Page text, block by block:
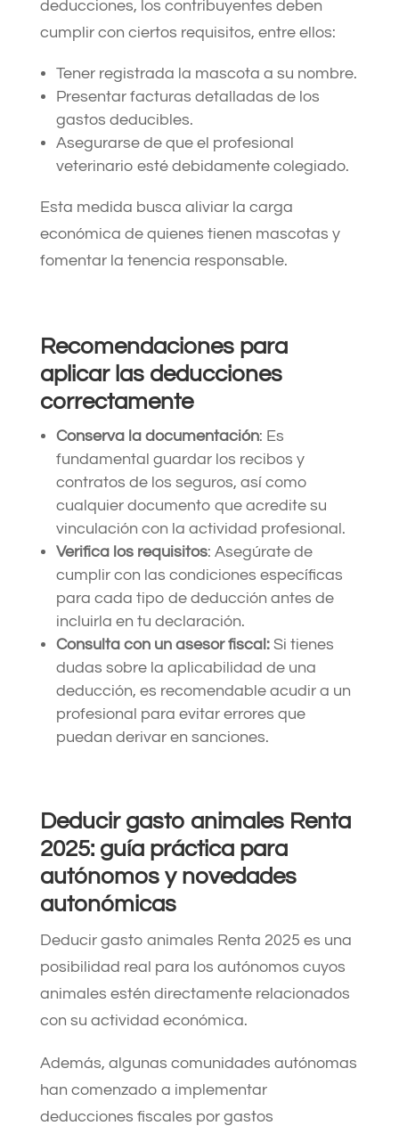
deducciones, los contribuyentes deben
cumplir con ciertos requisitos, entre ellos:​
Tener registrada la mascota a su nombre.​
Presentar facturas detalladas de los
gastos deducibles.​
Asegurarse de que el profesional
veterinario esté debidamente colegiado.​
Esta medida busca aliviar la carga
económica de quienes tienen mascotas y
fomentar la tenencia responsable. ​
Recomendaciones para
aplicar las deducciones
correctamente
Conserva la documentación: Es
fundamental guardar los recibos y
contratos de los seguros, así como
cualquier documento que acredite su
vinculación con la actividad profesional.​
Verifica los requisitos: Asegúrate de
cumplir con las condiciones específicas
para cada tipo de deducción antes de
incluirla en tu declaración.​
Consulta con un asesor fiscal:Si tienes
dudas sobre la aplicabilidad de una
deducción, es recomendable acudir a un
profesional para evitar errores que
puedan derivar en sanciones.​
Deducir gasto animales Renta
2025: guía práctica para
autónomos y novedades
autonómicas
Deducir gasto animales Renta 2025 es una
posibilidad real para los autónomos cuyos
animales estén directamente relacionados
con su actividad económica.
Además, algunas comunidades autónomas
han comenzado a implementar
deducciones fiscales por gastos